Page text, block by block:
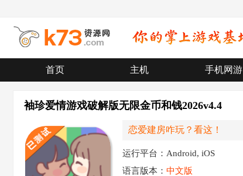
首页 主机 手机网游
袖珍爱情游戏破解版无限金币和钱2026v4.4
恋爱建房咋玩？看这！
运行平台：Android, iOS
语言版本： 中文版